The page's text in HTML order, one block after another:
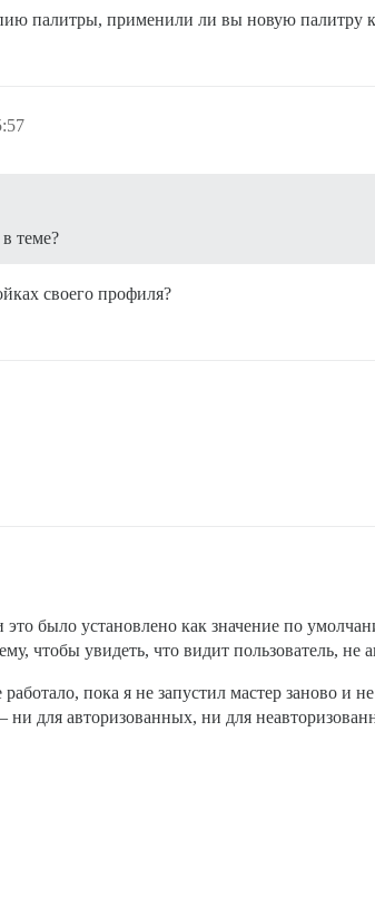
палитры, применили ли вы новую палитру
теме?
своего профиля?
было установлено как значение по
чтобы увидеть, что видит пользователь, не
пока я не запустил мастер заново и
для авторизованных, ни для